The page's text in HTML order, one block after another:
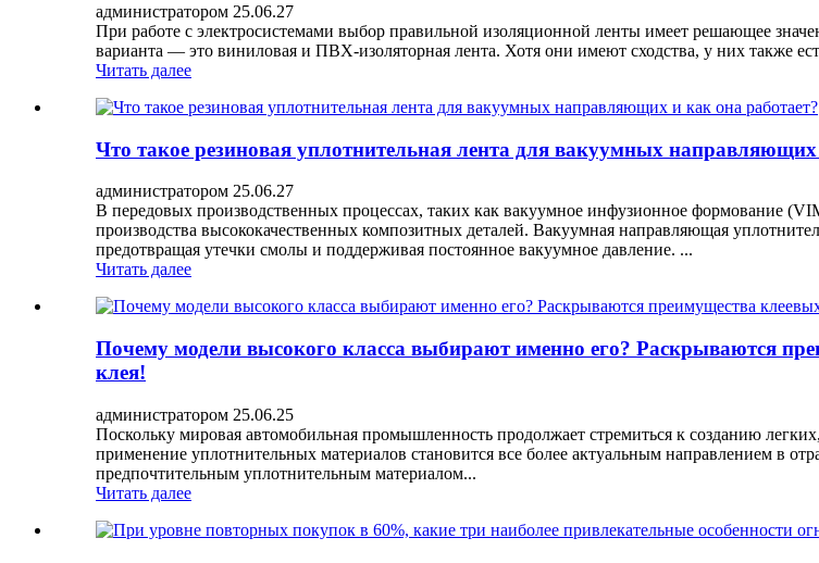
администратором 25.06.27
При работе с электросистемами выбор правильной изоляционной ленты имеет решающее
варианта — это виниловая и ПВХ-изоляторная лента. Хотя они имеют сходства, у них также
Читать далее
Что такое резиновая уплотнительная лента для вакуумных направляющих
администратором 25.06.27
В передовых производственных процессах, таких как вакуумное инфузионное формование
производства высококачественных композитных деталей. Вакуумная направляющая
предотвращая утечки смолы и поддерживая постоянное вакуумное давление. ...
Читать далее
Почему модели высокого класса выбирают именно его? Раскрываются
клея!
администратором 25.06.25
Поскольку мировая автомобильная промышленность продолжает стремиться к созданию
применение уплотнительных материалов становится все более актуальным направлением в
предпочтительным уплотнительным материалом...
Читать далее